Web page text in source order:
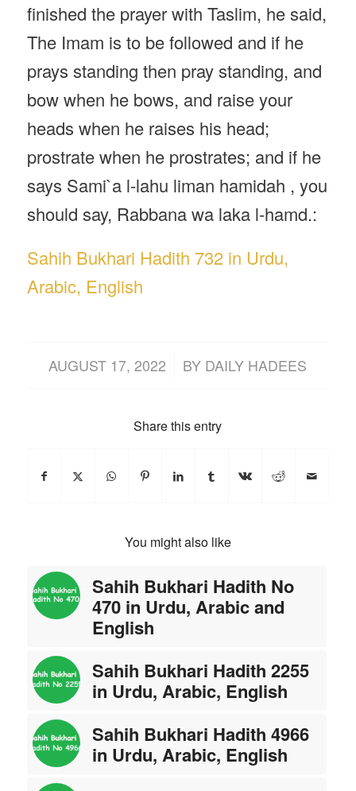
finished the prayer with Taslim, he said,
The Imam is to be followed and if he
prays standing then pray standing, and
bow when he bows, and raise your
heads when he raises his head;
prostrate when he prostrates; and if he
says Sami`a l-lahu liman hamidah , you
should say, Rabbana wa laka l-hamd.:
Sahih Bukhari Hadith 732 in Urdu,
Arabic, English
AUGUST 17, 2022
/ BY DAILY HADEES
Share this entry
You might also like
Sahih Bukhari Hadith No
470 in Urdu, Arabic and
English
Sahih Bukhari Hadith 2255
in Urdu, Arabic, English
Sahih Bukhari Hadith 4966
in Urdu, Arabic, English